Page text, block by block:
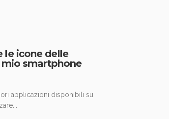
le icone delle
smartphone
applicazioni disponibili su